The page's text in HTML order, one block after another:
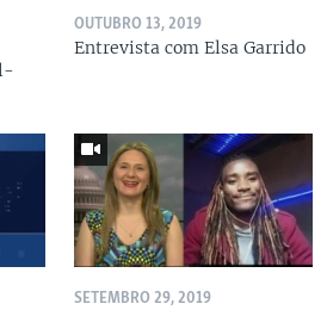
OUTUBRO 13, 2019
Entrevista com Elsa Garrido
SETEMBRO 29, 2019